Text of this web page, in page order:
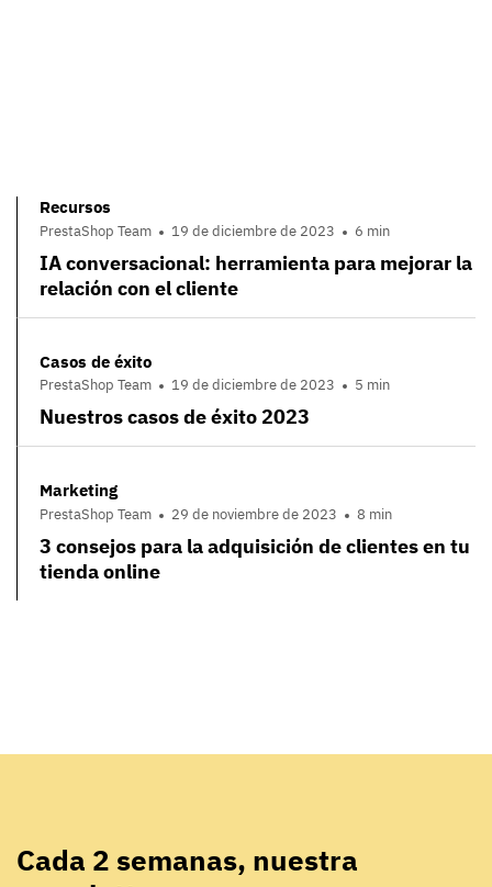
Recursos
PrestaShop Team 19 de diciembre de 2023 6 min
IA conversacional: herramienta para mejorar la
relación con el cliente
Casos de éxito
PrestaShop Team 19 de diciembre de 2023 5 min
Nuestros casos de éxito 2023
Marketing
PrestaShop Team 29 de noviembre de 2023 8 min
3 consejos para la adquisición de clientes en tu
tienda online
Cada 2 semanas, nuestra